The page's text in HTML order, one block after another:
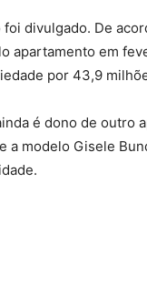
divulgado. De
apartamento em
por 43,9
é dono de outro
a modelo Gisele